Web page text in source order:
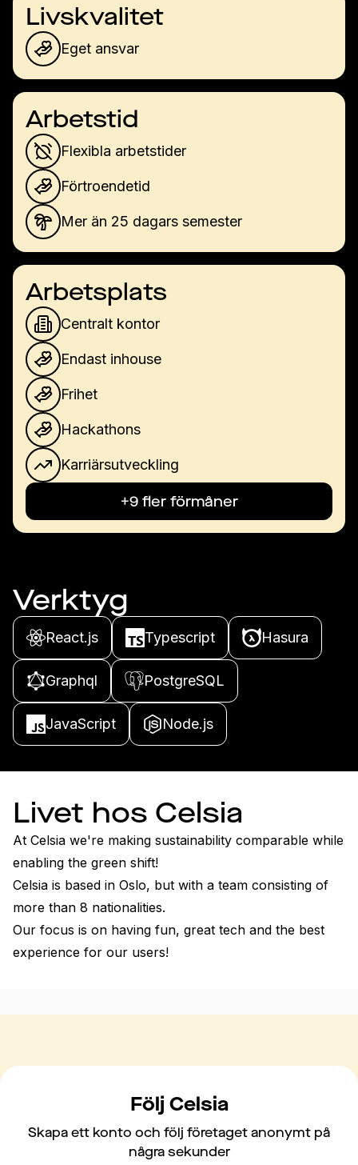
Livskvalitet
Eget ansvar
Arbetstid
Flexibla arbetstider
Förtroendetid
Mer än 25 dagars semester
Arbetsplats
Centralt kontor
Endast inhouse
Frihet
Hackathons
Karriärsutveckling
+9 fler förmåner
Verktyg
React.js Typescript Hasura
Graphql PostgreSQL
JavaScript Node.js
Livet hos Celsia
At Celsia we're making sustainability comparable while
enabling the green shift!
Celsia is based in Oslo, but with a team consisting of
more than 8 nationalities.
Our focus is on having fun, great tech and the best
experience for our users!
Följ Celsia
Skapa ett konto och följ företaget anonymt på
några sekunder